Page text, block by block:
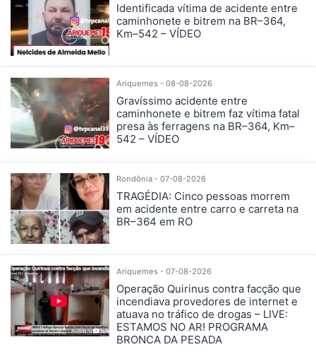
Identificada vítima de acidente entre
caminhonete e bitrem na BR–364,
Km–542 – VÍDEO
Ariquemes - 08-08-2026
Gravíssimo acidente entre
caminhonete e bitrem faz vítima fatal
presa às ferragens na BR–364, Km–
542 – VÍDEO
Rondônia - 07-08-2026
TRAGÉDIA: Cinco pessoas morrem
em acidente entre carro e carreta na
BR–364 em RO
Ariquemes - 07-08-2026
Operação Quirinus contra facção que
incendiava provedores de internet e
atuava no tráfico de drogas – LIVE:
ESTAMOS NO AR! PROGRAMA
BRONCA DA PESADA